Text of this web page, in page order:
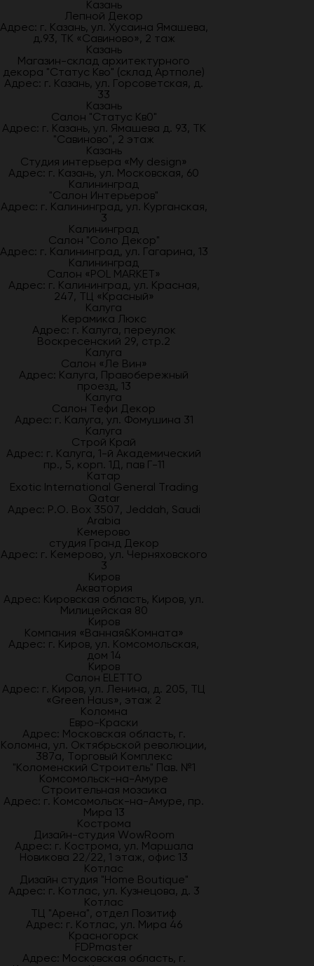
Казань
Лепной Декор
Адрес: г. Казань, ул. Хусаина Ямашева,
д.93, ТК «Савиново», 2 таж
Казань
Магазин-склад архитектурного
декора "Статус Кво" (склад Артполе)
Адрес: г. Казань, ул. Горсоветская, д.
33
Казань
Салон "Статус Кв0"
Адрес: г. Казань, ул. Ямашева д. 93, ТК
"Савиново", 2 этаж
Казань
Студия интерьера «My design»
Адрес: г. Казань, ул. Московская, 60
Калининград
"Салон Интерьеров"
Адрес: г. Калининград, ул. Курганская,
3
Калининград
Салон "Соло Декор"
Адрес: г. Калининград, ул. Гагарина, 13
Калининград
Салон «POL MARKET»
Адрес: г. Калининград, ул. Красная,
247, ТЦ «Красный»
Калуга
Керамика Люкс
Адрес: г. Калуга, переулок
Воскресенский 29, стр.2
Калуга
Салон «Ле Вин»
Адрес: Калуга, Правобережный
проезд, 13
Калуга
Салон Тефи Декор
Адрес: г. Калуга, ул. Фомушина 31
Калуга
Строй Край
Адрес: г. Калуга, 1-й Академический
пр., 5, корп. 1Д, пав Г-11
Катар
Exotic International General Trading
Qatar
Адрес: P.O. Box 3507, Jeddah, Saudi
Arabia
Кемерово
студия Гранд Декор
Адрес: г. Кемерово, ул. Черняховского
3
Киров
Акватория
Адрес: Кировская область, Киров, ул.
Милицейская 80
Киров
Компания «Ванная&Комната»
Адрес: г. Киров, ул. Комсомольская,
дом 14
Киров
Салон ELETTO
Адрес: г. Киров, ул. Ленина, д. 205, ТЦ
«Green Haus», этаж 2
Коломна
Евро-Краски
Адрес: Московская область, г.
Коломна, ул. Октябрьской революции,
387а, Торговый Комплекс
"Коломенский Строитель" Пав. №1
Комсомольск-на-Амуре
Строительная мозаика
Адрес: г. Комсомольск-на-Амуре, пр.
Мира 13
Кострома
Дизайн-студия WowRoom
Адрес: г. Кострома, ул. Маршала
Новикова 22/22, 1 этаж, офис 13
Котлас
Дизайн студия "Home Boutique"
Адрес: г. Котлас, ул. Кузнецова, д. 3
Котлас
ТЦ "Арена", отдел Позитиф
Адрес: г. Котлас, ул. Мира 46
Красногорск
FDPmaster
Адрес: Московская область, г.